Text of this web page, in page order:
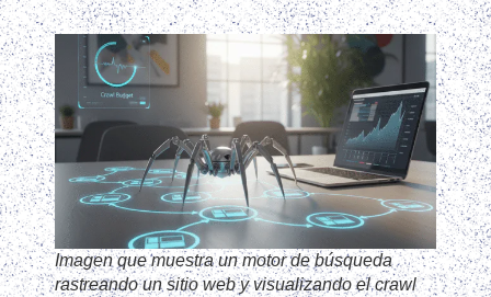
Imagen que muestra un motor de búsqueda
rastreando un sitio web y visualizando el crawl